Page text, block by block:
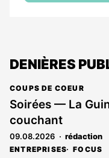
DENIÈRES
COUPS DE COEUR
Soirées — La
couchant
09.08.2026 rédaction
ENTREPRISES FOCUS